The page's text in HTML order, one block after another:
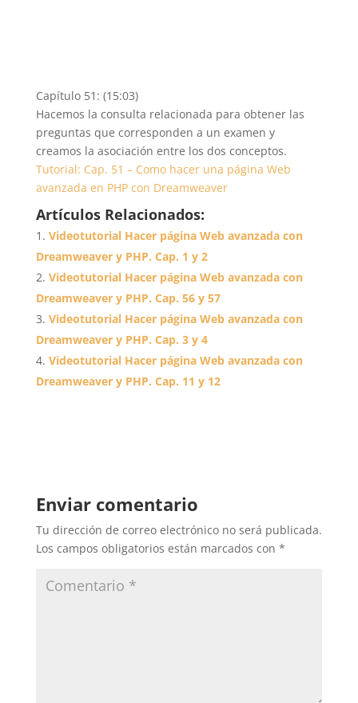
Capítulo 51: (15:03)
Hacemos la consulta relacionada para obtener las
preguntas que corresponden a un examen y
creamos la asociación entre los dos conceptos.
Tutorial: Cap. 51 – Como hacer una página Web
avanzada en PHP con Dreamweaver
Artículos Relacionados:
Videotutorial Hacer página Web avanzada con
Dreamweaver y PHP. Cap. 1 y 2
Videotutorial Hacer página Web avanzada con
Dreamweaver y PHP. Cap. 56 y 57
Videotutorial Hacer página Web avanzada con
Dreamweaver y PHP. Cap. 3 y 4
Videotutorial Hacer página Web avanzada con
Dreamweaver y PHP. Cap. 11 y 12
Enviar comentario
Tu dirección de correo electrónico no será publicada.
Los campos obligatorios están marcados con *